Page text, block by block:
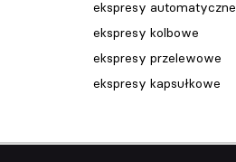
ekspresy automatyczne
ekspresy kolbowe
ekspresy przelewowe
ekspresy kapsułkowe